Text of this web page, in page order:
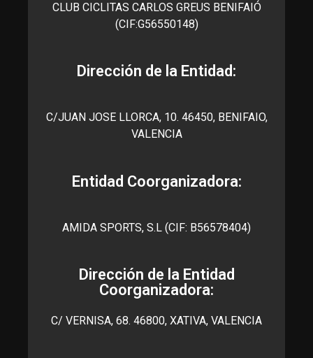
CLUB CICLITAS CARLOS GREUS BENIFAIÓ
(CIF:G56550148)
Dirección de la Entidad:
C/JUAN JOSE LLORCA, 10. 46450, BENIFAIO,
VALENCIA
Entidad Coorganizadora:
AMIDA SPORTS, S.L (CIF: B56578404)
Dirección de la Entidad
Coorganizadora:
C/ VERNISA, 68. 46800, XATIVA, VALENCIA